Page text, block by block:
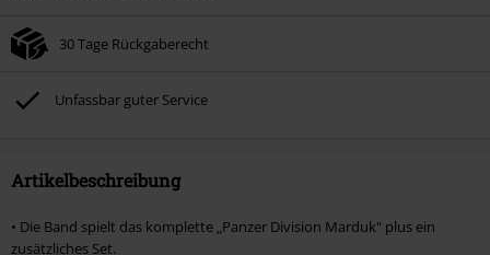
30 Tage Rückgaberecht
Unfassbar guter Service
Artikelbeschreibung
• Die Band spielt das komplette „Panzer Division Marduk" plus ein
zusätzliches Set.